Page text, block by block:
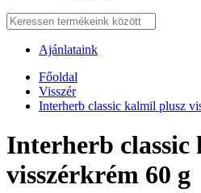
Ajánlataink
Főoldal
Visszér
Interherb classic kalmil plusz
Interherb classic
visszérkrém 60 g